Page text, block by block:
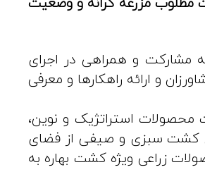
مطلوب مزرعه کرانه و وضعیت
مشارکت و همراهی در اجرای
و ارائه راهکارها و معرفی
محصولات استراتژیک و نوین،
کشت سبزی و صیفی از فضای
زراعی ویژه کشت بهاره به